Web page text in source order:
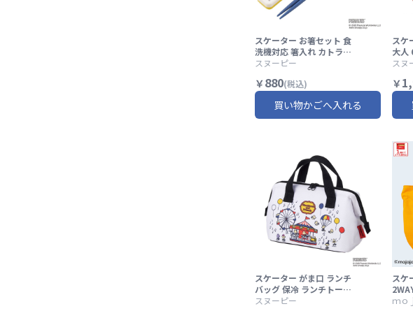
スケーター お箸セット 食
洗機対応 箸入れ カトラリ
ー お弁当 箸 skater カト
ーピー ウッドストック カ
ーニバル SNOOPY ピーナ
ッツ【カトラリーケース
蓋付き ギフト おはしセッ
スヌーピー
￥ 880(税込)
買い物かごへ入れる
スケ
大人
プル
ヌー
カー
ナ
クス
スヌ
￥
スケーター がま口 ランチ
バッグ 保冷 ランチトート
バッグ お弁当かばん 帆布
スヌーピー
スケ
手提
ｍｏ